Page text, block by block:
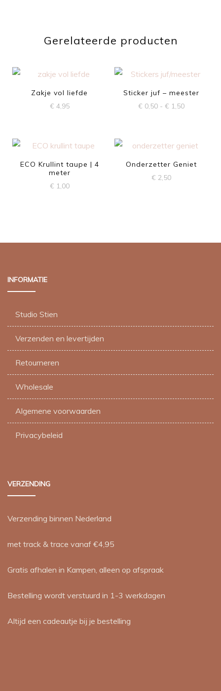
Gerelateerde producten
Zakje vol liefde
€ 4,95
heeft
meerdere
variaties.
Deze
worden
Sticker juf – meester
€ 0,50 - € 1,50Prijsklasse:
heeft
meerdere
variaties.
worden
ECO Krullint taupe | 4
meter
€ 1,00
Onderzetter Geniet
€ 2,50
INFORMATIE
Studio Stien
Verzenden en levertijden
Retourneren
Wholesale
Algemene voorwaarden
Privacybeleid
VERZENDING
Verzending binnen Nederland
met track & trace vanaf €4,95
Gratis afhalen in Kampen, alleen op afspraak
Bestelling wordt verstuurd in 1-3 werkdagen
Altijd een cadeautje bij je bestelling